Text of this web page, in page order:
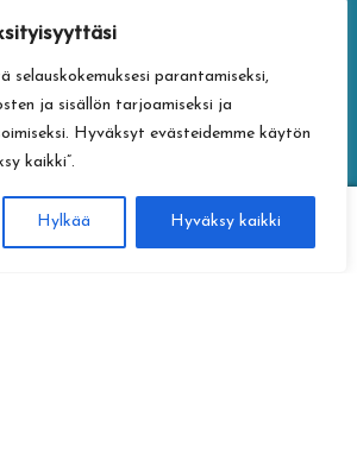
selauskokemuksesi parantamiseksi,
ja sisällön tarjoamiseksi ja
Hyväksyt evästeidemme käytön
kaikki”.
Hylkää Hyväksy kaikki
verkkokauppa
32
0